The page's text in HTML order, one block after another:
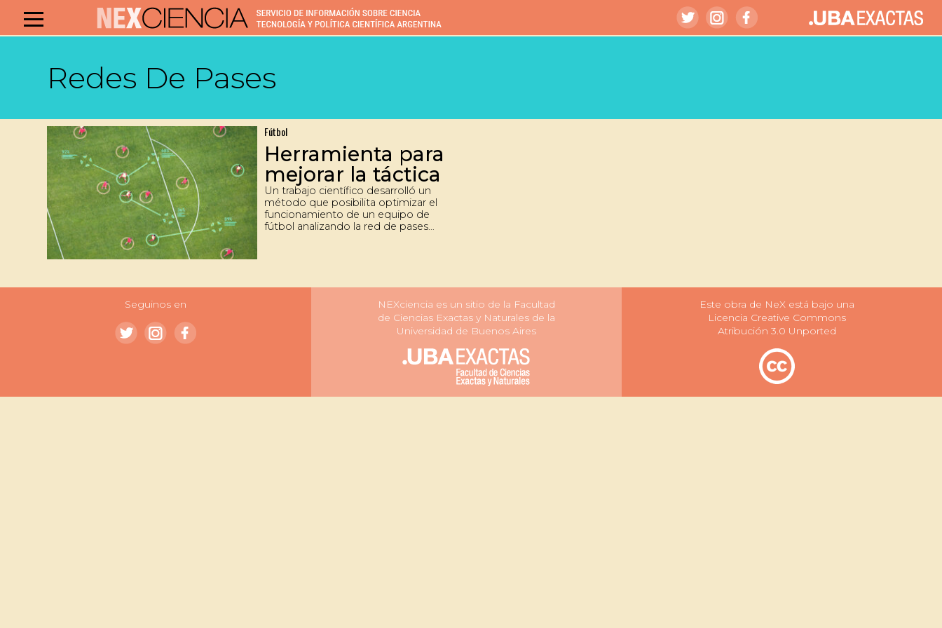
Redes De Pases
Fútbol
Herramienta para
mejorar la táctica
Un trabajo científico desarrolló un
método que posibilita optimizar el
funcionamiento de un equipo de
fútbol analizando la red de pases
Seguinos en
NEXciencia es un sitio de la Facultad
de Ciencias Exactas y Naturales de la
Universidad de Buenos Aires
Este obra de NeX está bajo una
Licencia Creative Commons
Atribución 3.0 Unported